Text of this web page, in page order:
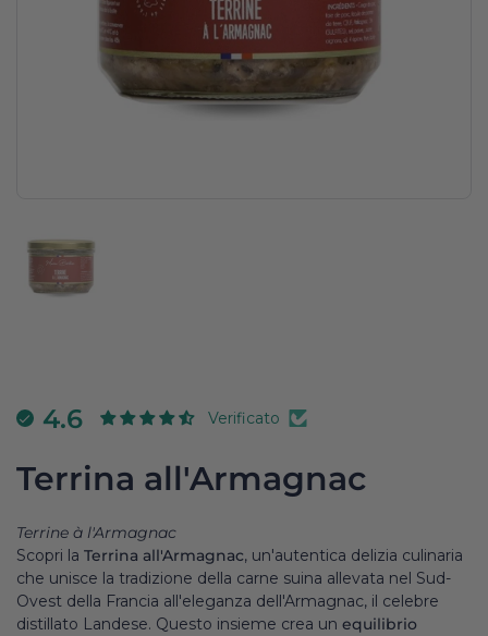
4.6 Verificato
Terrina all'Armagnac
Terrine à l'Armagnac
Scopri la Terrina all'Armagnac, un'autentica delizia culinaria
che unisce la tradizione della carne suina allevata nel Sud-
Ovest della Francia all'eleganza dell'Armagnac, il celebre
distillato Landese. Questo insieme crea un equilibrio